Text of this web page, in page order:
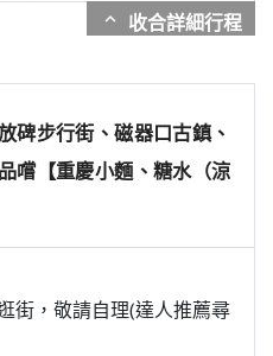
expand_more
碑步行街、磁器口古鎮、
嚐【重慶小麵、糖水（涼
街，敬請自理(達人推薦尋